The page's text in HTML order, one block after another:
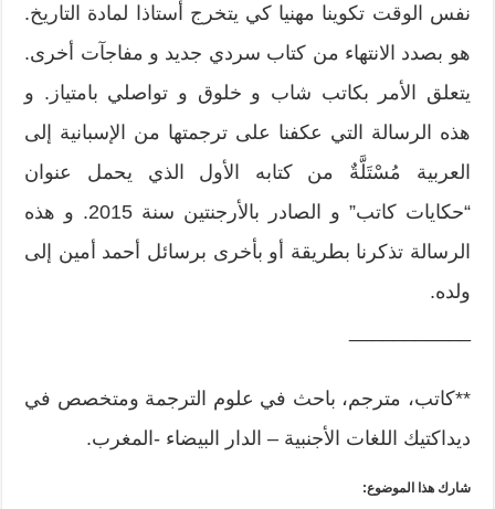
نفس الوقت تكوينا مهنيا كي يتخرج أستاذا لمادة التاريخ.
هو بصدد الانتهاء من كتاب سردي جديد و مفاجآت أخرى.
يتعلق الأمر بكاتب شاب و خلوق و تواصلي بامتياز. و
هذه الرسالة التي عكفنا على ترجمتها من الإسبانية إلى
العربية مُسْتَلَّةٌ من كتابه الأول الذي يحمل عنوان
“حكايات كاتب” و الصادر بالأرجنتين سنة 2015. و هذه
الرسالة تذكرنا بطريقة أو بأخرى برسائل أحمد أمين إلى
ولده.
**كاتب، مترجم، باحث في علوم الترجمة ومتخصص في
ديداكتيك اللغات الأجنبية – الدار البيضاء -المغرب.
شارك هذا الموضوع: